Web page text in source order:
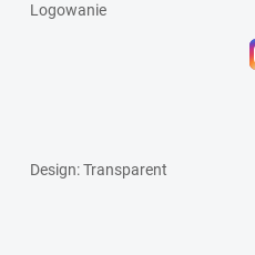
Logowanie
Design: Transparent